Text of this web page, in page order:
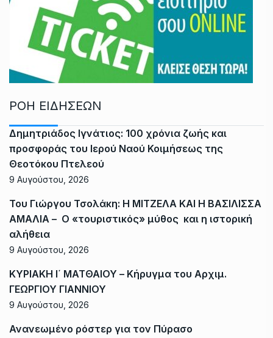
ΡΟΗ ΕΙΔΗΣΕΩΝ
Δημητριάδος Ιγνάτιος: 100 χρόνια ζωής και
προσφοράς του Ιερού Ναού Κοιμήσεως της
Θεοτόκου Πτελεού
9 Αυγούστου, 2026
Του Γιώργου Τσολάκη: Η ΜΙΤΖΕΛΑ ΚΑΙ Η ΒΑΣΙΛΙΣΣΑ
ΑΜΑΛΙΑ – Ο «τουριστικός» μύθος και η ιστορική
αλήθεια
9 Αυγούστου, 2026
ΚΥΡΙΑΚΗ Ι΄ ΜΑΤΘΑΙΟΥ – Κήρυγμα του Αρχιμ.
ΓΕΩΡΓΙΟΥ ΓΙΑΝΝΙΟΥ
9 Αυγούστου, 2026
Ανανεωμένο ρόστερ για τον Πύρασο